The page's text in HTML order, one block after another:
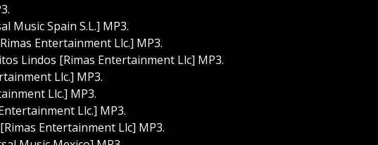
Music Spain S.L.] MP3.
Entertainment Llc.] MP3.
Lindos [Rimas Entertainment Llc] MP3.
Llc.] MP3.
Llc.] MP3.
Llc.] MP3.
Entertainment Llc] MP3.